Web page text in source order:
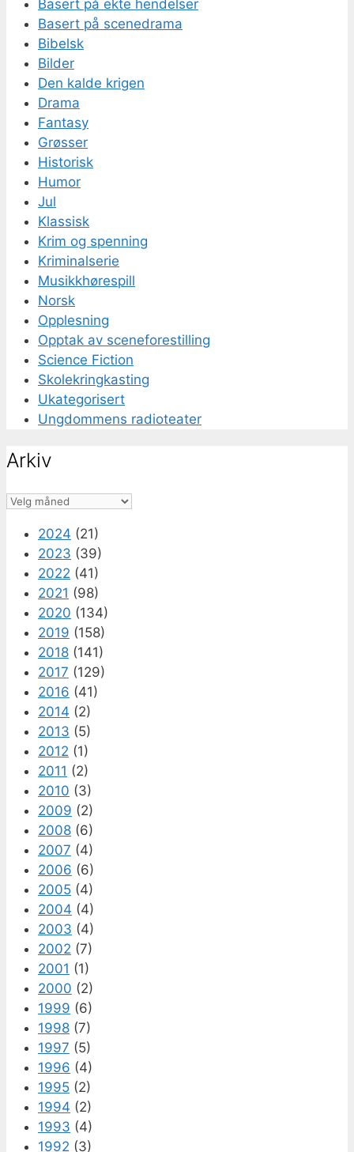
Basert på ekte hendelser
Basert på scenedrama
Bibelsk
Bilder
Den kalde krigen
Drama
Fantasy
Grøsser
Historisk
Humor
Jul
Klassisk
Krim og spenning
Kriminalserie
Musikkhørespill
Norsk
Opplesning
Opptak av sceneforestilling
Science Fiction
Skolekringkasting
Ukategorisert
Ungdommens radioteater
Arkiv
Arkiv
2024 (21)
2023 (39)
2022 (41)
2021 (98)
2020 (134)
2019 (158)
2018 (141)
2017 (129)
2016 (41)
2014 (2)
2013 (5)
2012 (1)
2011 (2)
2010 (3)
2009 (2)
2008 (6)
2007 (4)
2006 (6)
2005 (4)
2004 (4)
2003 (4)
2002 (7)
2001 (1)
2000 (2)
1999 (6)
1998 (7)
1997 (5)
1996 (4)
1995 (2)
1994 (2)
1993 (4)
1992 (3)